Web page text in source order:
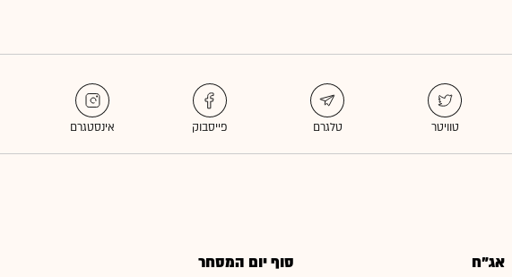
אג"ח סוף יום המסחר